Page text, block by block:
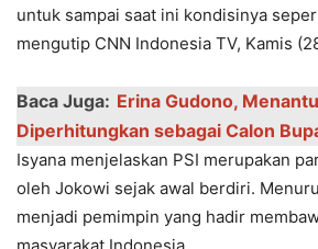
untuk sampai saat ini kondisinya
mengutip CNN Indonesia TV, Kamis
Baca Juga: Erina Gudono,
Diperhitungkan sebagai Calon
Isyana menjelaskan PSI merupakan
oleh Jokowi sejak awal berdiri.
menjadi pemimpin yang hadir